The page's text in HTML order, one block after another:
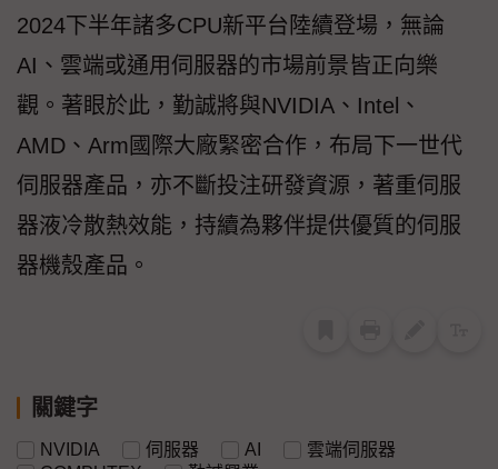
2024下半年諸多CPU新平台陸續登場，無論
AI、雲端或通用伺服器的市場前景皆正向樂
觀。著眼於此，勤誠將與NVIDIA、Intel、
AMD、Arm國際大廠緊密合作，布局下一世代
伺服器產品，亦不斷投注研發資源，著重伺服
器液冷散熱效能，持續為夥伴提供優質的伺服
器機殼產品。
關鍵字
NVIDIA 伺服器 AI
雲端伺服器